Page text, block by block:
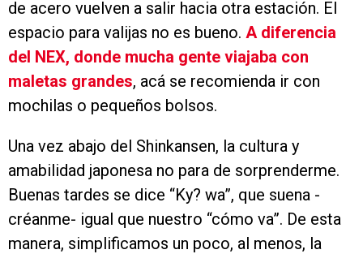
de acero vuelven a salir hacia otra estación. El
espacio para valijas no es bueno. A diferencia
del NEX, donde mucha gente viajaba con
maletas grandes, acá se recomienda ir con
mochilas o pequeños bolsos.
Una vez abajo del Shinkansen, la cultura y
amabilidad japonesa no para de sorprenderme.
Buenas tardes se dice “Ky? wa”, que suena -
créanme- igual que nuestro “cómo va”. De esta
manera, simplificamos un poco, al menos, la